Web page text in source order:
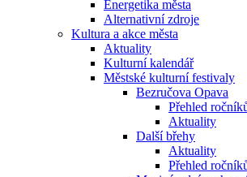
Energetika města
Alternativní zdroje
Kultura a akce města
Aktuality
Kulturní kalendář
Městské kulturní festivaly
Bezručova Opava
Přehled
Aktuality
Další břehy
Aktuality
Přehled